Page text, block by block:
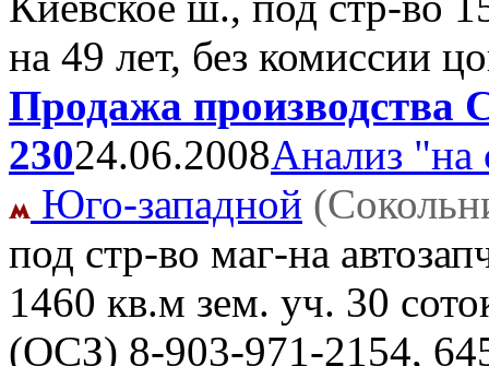
на 49 лет, без комиссии
Продажа производства
23024.06.2008Анализ "на
Юго-западной
под стр-во маг-на
1460 кв.м зем. уч. 30
(OCЗ) 8-903-971-2154,